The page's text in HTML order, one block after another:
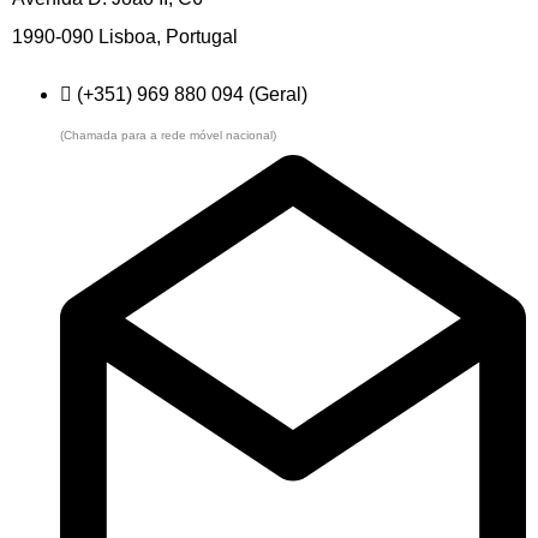
1990-090 Lisboa, Portugal
(+351) 969 880 094 (Geral)
(Chamada para a rede móvel nacional)